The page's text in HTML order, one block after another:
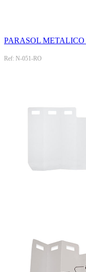
PARASOL
Ref: N-051-RO